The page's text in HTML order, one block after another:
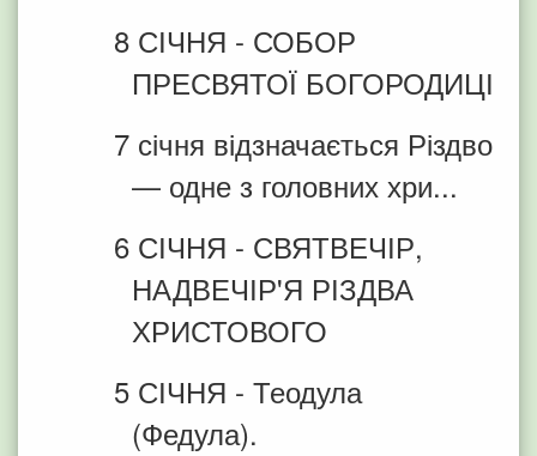
8 СІЧНЯ - СОБОР
ПРЕСВЯТОЇ БОГОРОДИЦІ
7 січня відзначається Різдво
— одне з головних хри...
6 СІЧНЯ - СВЯТВЕЧІР,
НАДВЕЧІР'Я РІЗДВА
ХРИСТОВОГО
5 СІЧНЯ - Теодула
(Федула).